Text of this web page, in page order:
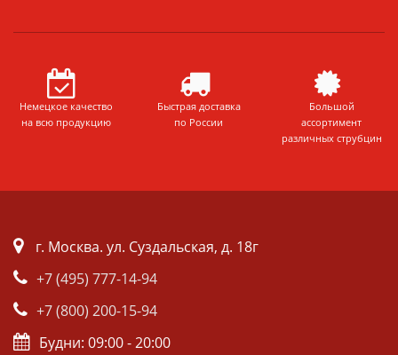
Немецкое качество
на всю продукцию
Быстрая доставка
по России
Большой
ассортимент
различных струбцин
г. Москва. ул. Суздальская, д. 18г
+7 (495) 777-14-94
+7 (800) 200-15-94
Будни: 09:00 - 20:00